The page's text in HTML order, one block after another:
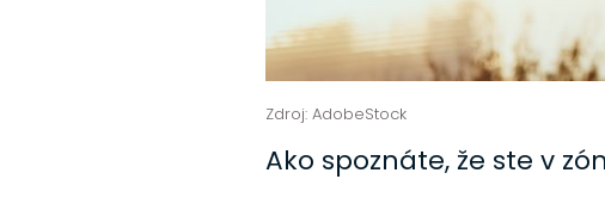
Zdroj: AdobeStock
Ako spoznáte, že ste v